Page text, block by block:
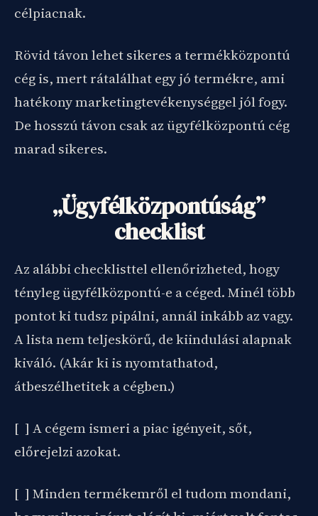
célpiacnak.
Rövid távon lehet sikeres a termékközpontú
cég is, mert rátalálhat egy jó termékre, ami
hatékony marketingtevékenységgel jól fogy.
De hosszú távon csak az ügyfélközpontú cég
marad sikeres.
„Ügyfélközpontúság”
checklist
Az alábbi checklisttel ellenőrizheted, hogy
tényleg ügyfélközpontú-e a céged. Minél több
pontot ki tudsz pipálni, annál inkább az vagy.
A lista nem teljeskörű, de kiindulási alapnak
kiváló. (Akár ki is nyomtathatod,
átbeszélhetitek a cégben.)
[ ] A cégem ismeri a piac igényeit, sőt,
előrejelzi azokat.
[ ] Minden termékemről el tudom mondani,